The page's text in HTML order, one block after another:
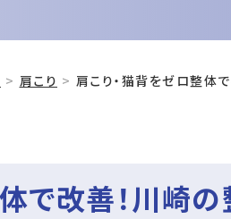
肩こり 肩こり・猫背をゼロ整体
で改善！川崎